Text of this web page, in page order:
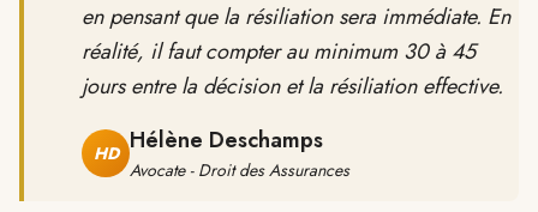
en pensant que la résiliation sera immédiate. En
réalité, il faut compter au minimum 30 à 45
jours entre la décision et la résiliation effective.
HD Hélène Deschamps
Avocate - Droit des Assurances